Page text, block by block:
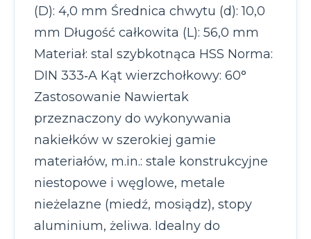
(D): 4,0 mm Średnica chwytu (d): 10,0
mm Długość całkowita (L): 56,0 mm
Materiał: stal szybkotnąca HSS Norma:
DIN 333‑A Kąt wierzchołkowy: 60°
Zastosowanie Nawiertak
przeznaczony do wykonywania
nakiełków w szerokiej gamie
materiałów, m.in.: stale konstrukcyjne
niestopowe i węglowe, metale
nieżelazne (miedź, mosiądz), stopy
aluminium, żeliwa. Idealny do